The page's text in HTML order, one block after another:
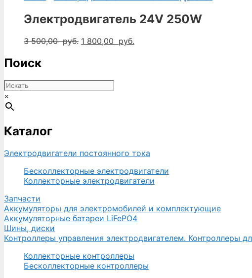
Электродвигатель 24V 250W
3 500,00руб. Первоначальная
500,00
руб..
1 800,00 руб.
Поиск
×
Каталог
Электродвигатели постоянного тока
Бесколлекторные электродвигатели
Коллекторные электродвигатели
Запчасти
Аккумуляторы для электромобилей и комплектующие
Аккумуляторные батареи LiFePO4
Шины, диски
Контроллеры управления электродвигателем. Контроллеры
Коллекторные контроллеры
Бесколлекторные контроллеры